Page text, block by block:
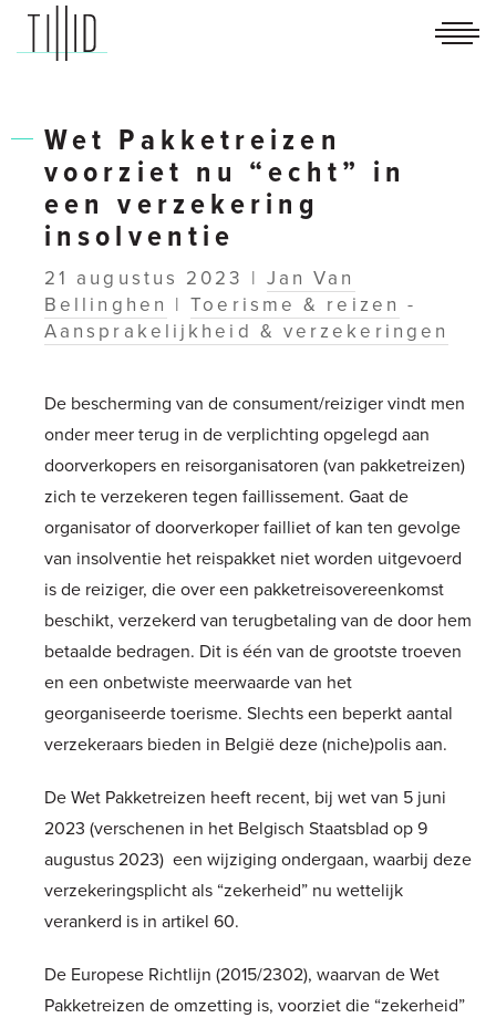
Wet Pakketreizen
voorziet nu “echt” in
een verzekering
insolventie
21 augustus 2023 | Jan Van
Bellinghen |Toerisme & reizen -
Aansprakelijkheid & verzekeringen
De bescherming van de consument/reiziger vindt men
onder meer terug in de verplichting opgelegd aan
doorverkopers en reisorganisatoren (van pakketreizen)
zich te verzekeren tegen faillissement. Gaat de
organisator of doorverkoper failliet of kan ten gevolge
van insolventie het reispakket niet worden uitgevoerd
is de reiziger, die over een pakketreisovereenkomst
beschikt, verzekerd van terugbetaling van de door hem
betaalde bedragen. Dit is één van de grootste troeven
en een onbetwiste meerwaarde van het
georganiseerde toerisme. Slechts een beperkt aantal
verzekeraars bieden in België deze (niche)polis aan.
De Wet Pakketreizen heeft recent, bij wet van 5 juni
2023 (verschenen in het Belgisch Staatsblad op 9
augustus 2023) een wijziging ondergaan, waarbij deze
verzekeringsplicht als “zekerheid” nu wettelijk
verankerd is in artikel 60.
De Europese Richtlijn (2015/2302), waarvan de Wet
Pakketreizen de omzetting is, voorziet die “zekerheid”